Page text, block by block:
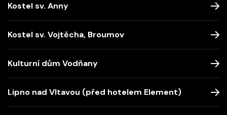
Kostel sv. Anny
Kostel sv. Vojtěcha, Broumov
Kulturní dům Vodňany
Lipno nad Vltavou (před hotelem Element)